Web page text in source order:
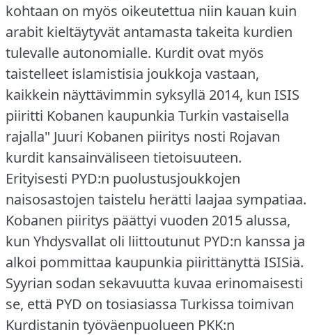
kohtaan on myös oikeutettua niin kauan kuin
arabit kieltäytyvät antamasta takeita kurdien
tulevalle autonomialle. Kurdit ovat myös
taistelleet islamistisia joukkoja vastaan,
kaikkein näyttävimmin syksyllä 2014, kun ISIS
piiritti Kobanen kaupunkia Turkin vastaisella
rajalla" Juuri Kobanen piiritys nosti Rojavan
kurdit kansainväliseen tietoisuuteen.
Erityisesti PYD:n puolustusjoukkojen
naisosastojen taistelu herätti laajaa sympatiaa.
Kobanen piiritys päättyi vuoden 2015 alussa,
kun Yhdysvallat oli liittoutunut PYD:n kanssa ja
alkoi pommittaa kaupunkia piirittänyttä ISISiä.
Syyrian sodan sekavuutta kuvaa erinomaisesti
se, että PYD on tosiasiassa Turkissa toimivan
Kurdistanin työväenpuolueen PKK:n